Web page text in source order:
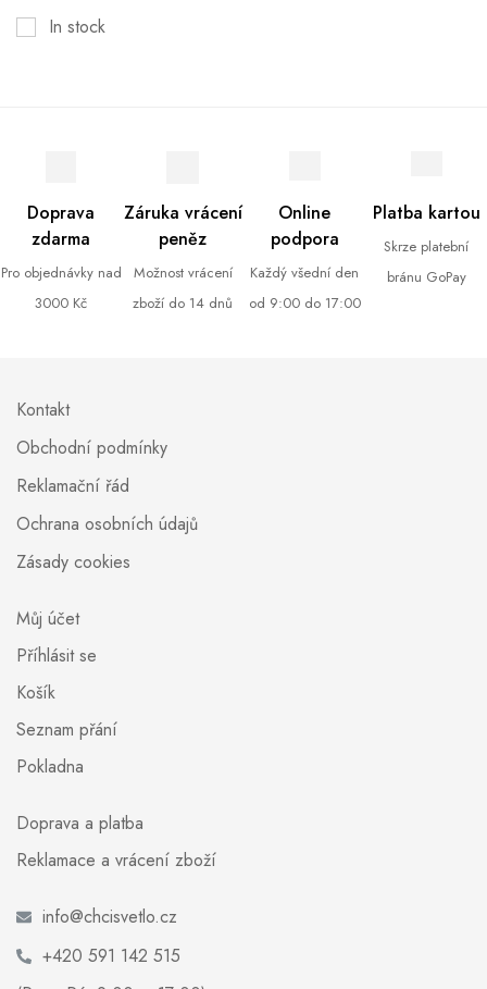
In stock
Doprava
zdarma
Pro objednávky nad
3000 Kč
Záruka vrácení
peněz
Možnost vrácení
zboží do 14 dnů
Online
podpora
Každý všední den
od 9:00 do 17:00
Platba kartou
Skrze platební
bránu GoPay
Kontakt
Obchodní podmínky
Reklamační řád
Ochrana osobních údajů
Zásady cookies
Můj účet
Příhlásit se
Košík
Seznam přání
Pokladna
Doprava a platba
Reklamace a vrácení zboží
info@chcisvetlo.cz
+420 591 142 515